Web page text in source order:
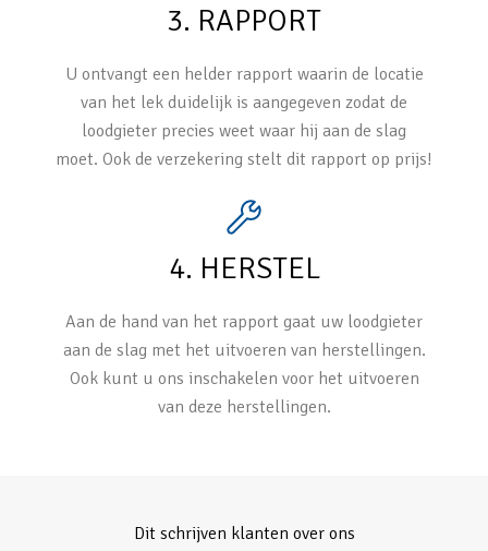
3. RAPPORT
U ontvangt een helder rapport waarin de locatie
van het lek duidelijk is aangegeven zodat de
loodgieter precies weet waar hij aan de slag
moet. Ook de verzekering stelt dit rapport op prijs!
4. HERSTEL
Aan de hand van het rapport gaat uw loodgieter
aan de slag met het uitvoeren van herstellingen.
Ook kunt u ons inschakelen voor het uitvoeren
van deze herstellingen.
Dit schrijven klanten over ons